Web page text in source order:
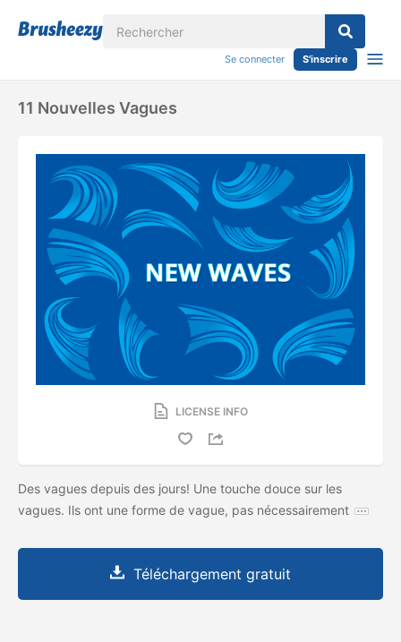
Se connecter S'inscrire
11 Nouvelles Vagues
LICENSE INFO
Des vagues depuis des jours! Une touche douce sur les
vagues. Ils ont une forme de vague, pas nécessairement
Téléchargement gratuit